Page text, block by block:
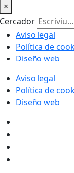
×
Cercador
Aviso legal
Política de
Diseño web
Aviso legal
Política de
Diseño web